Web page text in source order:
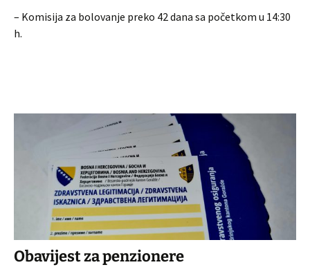
– Komisija za bolovanje preko 42 dana sa početkom u 14:30
h.
Obavijest za penzionere